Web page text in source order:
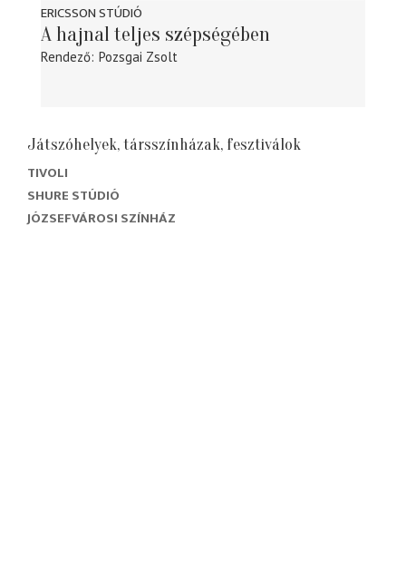
ERICSSON STÚDIÓ
A hajnal teljes szépségében
Rendező Pozsgai Zsolt
Játszóhelyek, társszínházak, fesztiválok
TIVOLI
SHURE STÚDIÓ
JÓZSEFVÁROSI SZÍNHÁZ